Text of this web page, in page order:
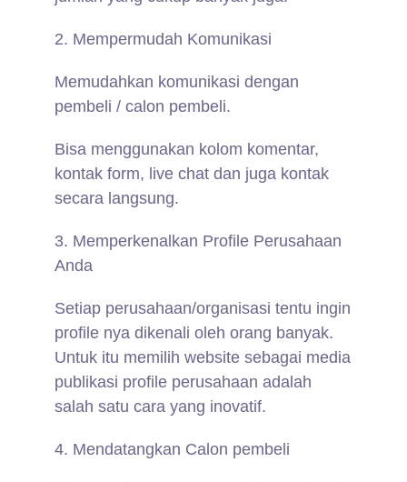
2. Mempermudah Komunikasi
Memudahkan komunikasi dengan
pembeli / calon pembeli.
Bisa menggunakan kolom komentar,
kontak form, live chat dan juga kontak
secara langsung.
3. Memperkenalkan Profile Perusahaan
Anda
Setiap perusahaan/organisasi tentu ingin
profile nya dikenali oleh orang banyak.
Untuk itu memilih website sebagai media
publikasi profile perusahaan adalah
salah satu cara yang inovatif.
4. Mendatangkan Calon pembeli